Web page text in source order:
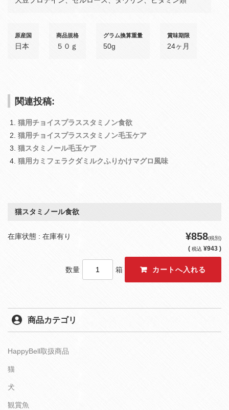
原産国
日本
商品規格
５０ｇ
グラム換算重量
50g
賞味期限
24ヶ月
関連投稿:
猫用チョイスプラススタミノン食欲
猫用チョイスプラススタミノン毛玉ケア
猫スタミノール毛玉ケア
猫用カミフェラクダミルクふりかけマグロ風味
猫スタミノール食欲
在庫状態 : 在庫有り ¥858(税別)
( 税込 ¥943 )
数量 箱
商品カテゴリ
HappyBell取扱商品
猫
犬
観賞魚